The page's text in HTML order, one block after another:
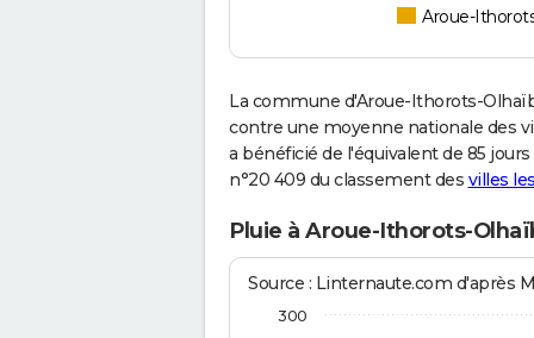
Aroue-
La commune d'Aroue-Ithorots-
contre une moyenne nationale des
a bénéficié de l'équivalent de 85
n°20 409 du classement des villes
Pluie à Aroue-Ithorots-
Source : Linternaute.com d'après
300